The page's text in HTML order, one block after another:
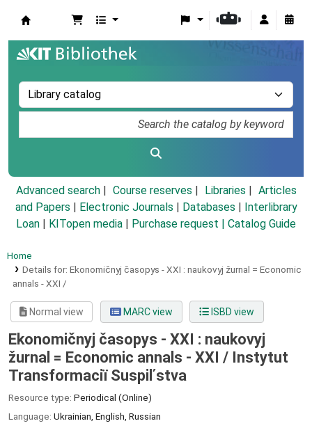
Advanced search Course reserves Libraries
Articles
and Papers
Electronic Journals Databases
Interlibrary
Loan
KITopen media Purchase request | Catalog Guide
Home
Details for: Ekonomičnyj časopys - XXI : naukovyj žurnal = Economic
annals - XXI /
Normal view MARC view ISBD view
Ekonomičnyj časopys - XXI : naukovyj
žurnal = Economic annals - XXI / Instytut
Transformaciï Suspilʹstva
Resource type: Periodical (Online)
Language: Ukrainian English Russian